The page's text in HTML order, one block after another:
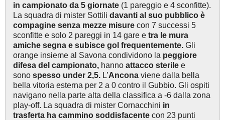
in campionato da 5 giornate (1 pareggio e 4 sconfitte).
La squadra di mister Sottili davanti al suo pubblico è
compagine senza mezze misure con 7 successi 5
sconfitte e solo 2 pareggi in 14 gare e tra le mura
amiche segna e subisce gol frequentemente. Gli
orange insieme al Savona condividono la peggiore
difesa del campionato, hanno attacco sterile e
sono spesso under 2,5. L’Ancona viene dalla bella
bella vitoria esterna per 2 a 0 contro il Gubbio. Gli ospiti
navigano nella parte alta della classifica a -6 dalla zona
play-off. La squadra di mister Cornacchini in
trasferta ha cammino soddisfacente con 23 punti